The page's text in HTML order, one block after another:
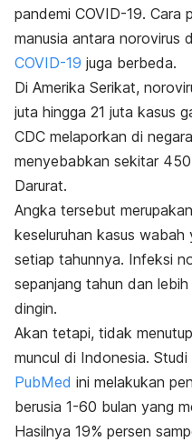
pandemi COVID-19. Cara
manusia antara norovirus
COVID-19 juga berbeda.
Di Amerika Serikat,
juta hingga 21 juta kasus
CDC melaporkan di
menyebabkan sekitar
Darurat.
Angka tersebut
keseluruhan kasus
setiap tahunnya. Infeksi
sepanjang tahun dan
dingin.
Akan tetapi, tidak
muncul di Indonesia. Studi
PubMed ini melakukan
berusia 1-60 bulan yang
Hasilnya 19% persen